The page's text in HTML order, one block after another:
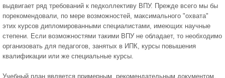
выдвигает ряд требований к педколлективу ВПУ. Прежде всего мы бы
порекомендовали, по мере возможностей, максимального "охвата"
этих курсов дипломированными специалистами, имеющих научные
степени. Если возможностями такими ВПУ не обладает, то необходимо
организовать для педагогов, занятых в ИПК, курсы повышения
квалификации или же специальные курсы.
Учебный план является примерным, рекомендательным документом.